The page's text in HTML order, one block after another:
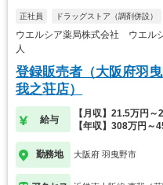
正社員 ドラッグストア（調剤併設）
ウエルシア薬局株式会社 ウエル
人
登録販売者（大阪府羽
我之荘店）
給与
【月収】21.5万円～
【年収】308万円～
勤務地 大阪府 羽曳野市